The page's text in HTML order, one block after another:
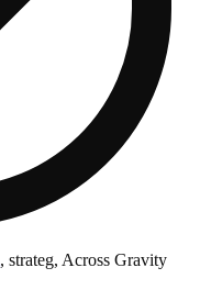
, strateg, Across Gravity